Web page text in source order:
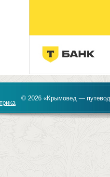
© 2026 «Крымовед —